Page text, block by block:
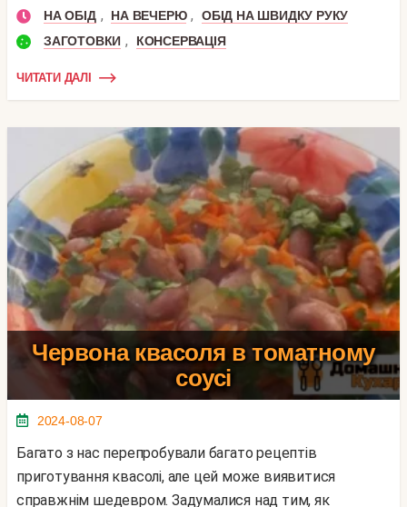
НА ОБІД , НА ВЕЧЕРЮ ,
ОБІД НА ШВИДКУ РУКУ
ЗАГОТОВКИ , КОНСЕРВАЦІЯ
ЧИТАТИ ДАЛІ
Червона квасоля в томатному
соусі
2024-08-07
Багато з нас перепробували багато рецептів
приготування квасолі, але цей може виявитися
справжнім шедевром. Задумалися над тим, як